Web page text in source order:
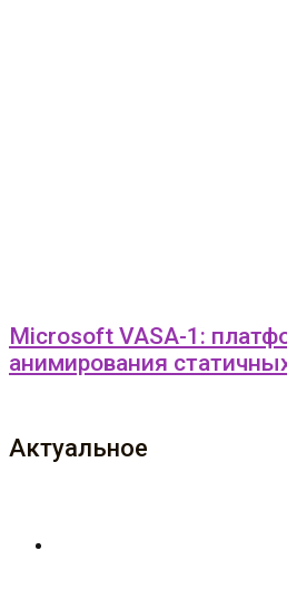
Microsoft VASA-1:
анимирования
Актуальное